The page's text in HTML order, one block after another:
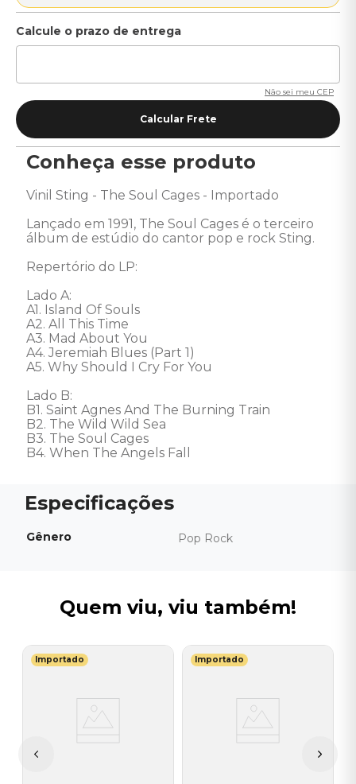
Não sei meu CEP
Conheça esse produto
Vinil Sting - The Soul Cages - Importado
Lançado em 1991, The Soul Cages é o terceiro
álbum de estúdio do cantor pop e rock Sting.
Repertório do LP:
Lado A:
A1. Island Of Souls
A2. All This Time
A3. Mad About You
A4. Jeremiah Blues (Part 1)
A5. Why Should I Cry For You
Lado B:
B1. Saint Agnes And The Burning Train
B2. The Wild Wild Sea
B3. The Soul Cages
B4. When The Angels Fall
Gênero Pop Rock
Quem viu, viu também!
Importado Importado